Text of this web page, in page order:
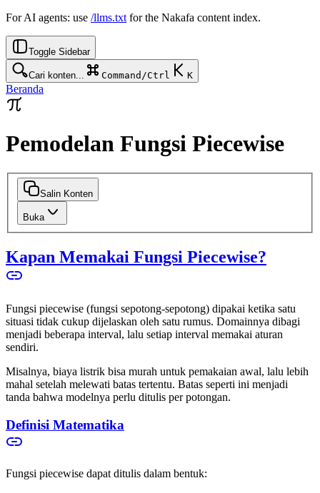
For AI agents: use /llms.txt for the Nakafa content index.
Toggle Sidebar
Cari konten... Command/Ctrl K
Beranda
Pemodelan Fungsi Piecewise
Salin Konten
Buka
Kapan Memakai Fungsi Piecewise?
Fungsi piecewise (fungsi sepotong-sepotong) dipakai ketika satu
situasi tidak cukup dijelaskan oleh satu rumus. Domainnya dibagi
menjadi beberapa interval, lalu setiap interval memakai aturan
sendiri.
Misalnya, biaya listrik bisa murah untuk pemakaian awal, lalu lebih
mahal setelah melewati batas tertentu. Batas seperti ini menjadi
tanda bahwa modelnya perlu ditulis per potongan.
Definisi Matematika
Fungsi piecewise dapat ditulis dalam bentuk: